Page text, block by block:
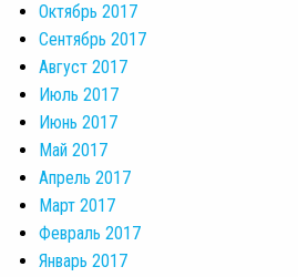
Октябрь 2017
Сентябрь 2017
Август 2017
Июль 2017
Июнь 2017
Май 2017
Апрель 2017
Март 2017
Февраль 2017
Январь 2017